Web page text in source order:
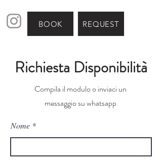
BOOK REQUEST
Richiesta Disponibilità
Compila il modulo o inviaci un
messaggio su whatsapp
Nome